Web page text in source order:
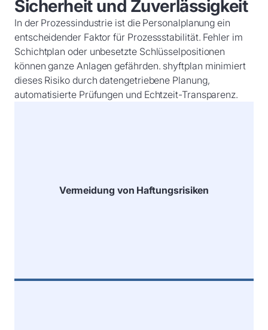
Sicherheit und Zuverlässigkeit
In der Prozessindustrie ist die Personalplanung ein
entscheidender Faktor für Prozessstabilität. Fehler im
Schichtplan oder unbesetzte Schlüsselpositionen
können ganze Anlagen gefährden. shyftplan minimiert
dieses Risiko durch datengetriebene Planung,
automatisierte Prüfungen und Echtzeit-Transparenz.
Vermeidung von Haftungsrisiken